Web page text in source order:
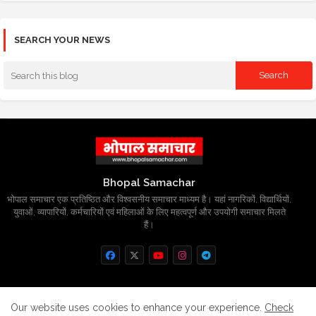
SEARCH YOUR NEWS
Bhopal Samachar
भोपाल समाचार एक प्रतिष्ठित और विश्वसनीय समाचार माध्यम है। यहां नागरिकों, विद्यार्थियों,
युवाओं, व्यापारियों, कर्मचारियों एवं महिलाओं के लिए महत्वपूर्ण और उपयोगी समाचार मिलते
हैं।
Home About Contact us Privacy Policy
Our website uses cookies to enhance your experience. Check